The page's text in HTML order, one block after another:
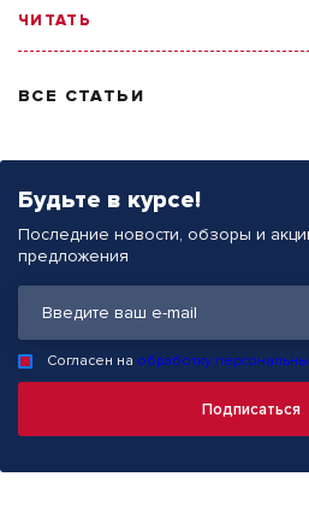
ВСЕ СТАТЬИ
ЧИТАТЬ
Будьте в курсе!
Последние новости, обзоры и
предложения
Подписаться
Согласен на обработку